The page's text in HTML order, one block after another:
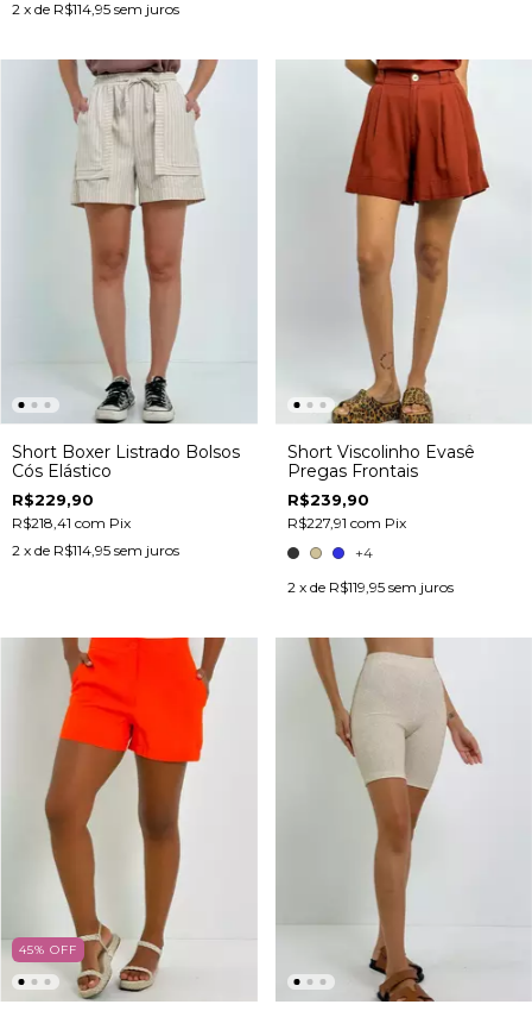
2 x de R$114,95 sem juros
Short Boxer Listrado Bolsos
Cós Elástico
R$229,90
R$218,41 com Pix
2 x de R$114,95 sem juros
Short Viscolinho Evasê
Pregas Frontais
R$239,90
R$227,91 com Pix
+4
2 x de R$119,95 sem juros
45% OFF